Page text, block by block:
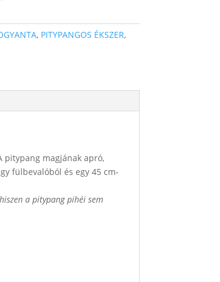
, PITYPANGOS ÉKSZER,
pitypang magjának apró,
fülbevalóból és egy 45 cm-
a pitypang pihéi sem